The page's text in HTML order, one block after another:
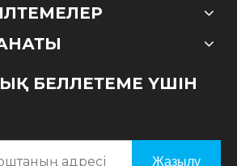
БЕЛЛЕТЕМЕ ҮШІН
Жазылу